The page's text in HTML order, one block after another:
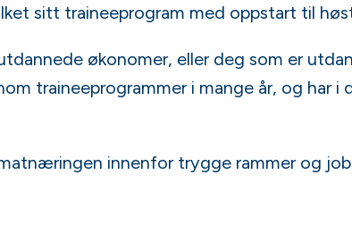
sitt traineeprogram med oppstart til
økonomer, eller deg som er
traineeprogrammer i mange år, og har i
innenfor trygge rammer og